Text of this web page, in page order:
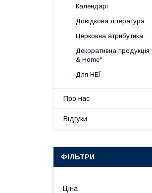
Календарі
Довідкова література
Церковна атрибутика
Декоративна продукція
& Home"
Для НЕЇ
Про нас
Відгуки
ФІЛЬТРИ
Ціна